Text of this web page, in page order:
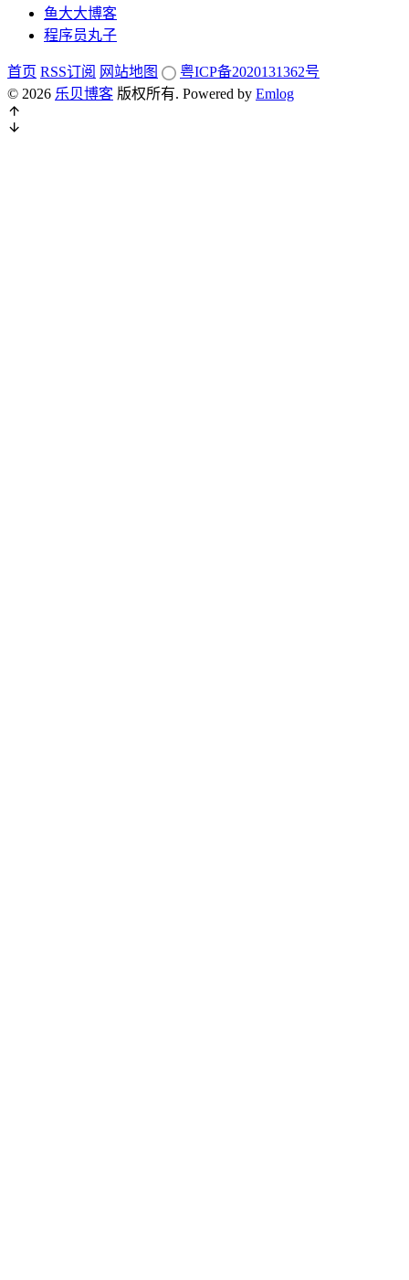
鱼大大博客
程序员丸子
首页 RSS订阅 网站地图
粤ICP备2020131362号
© 2026 乐贝博客 版权所有. Powered by Emlog